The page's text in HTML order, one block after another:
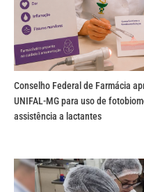
Conselho Federal de Farmácia
UNIFAL-MG para uso de
assistência a lactantes